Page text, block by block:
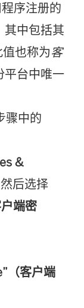
序注册的
其中包括其
也称为客
台中唯一
骤中的
&
后选择
端密
（客户端